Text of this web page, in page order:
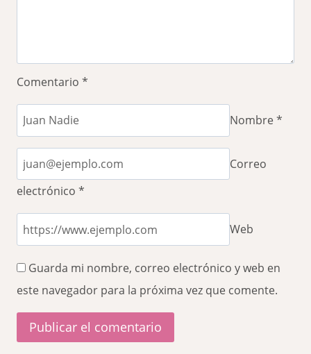
Comentario *
Nombre*
Correo
electrónico *
Web
Guarda mi nombre, correo electrónico y web en
este navegador para la próxima vez que comente.